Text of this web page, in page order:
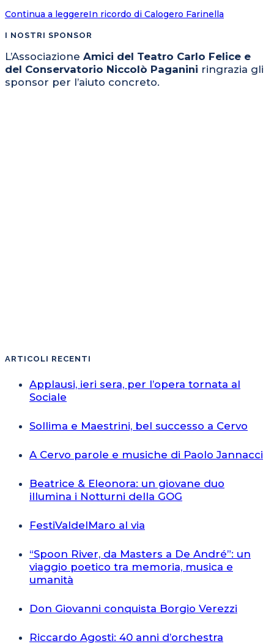
Continua a leggereIn ricordo di Calogero Farinella
I NOSTRI SPONSOR
L’Associazione Amici del Teatro Carlo Felice e
del Conservatorio Niccolò Paganini ringrazia gli
sponsor per l’aiuto concreto.
ARTICOLI RECENTI
Applausi, ieri sera, per l’opera tornata al
Sociale
Sollima e Maestrini, bel successo a Cervo
A Cervo parole e musiche di Paolo Jannacci
Beatrice & Eleonora: un giovane duo
illumina i Notturni della GOG
FestiValdelMaro al via
“Spoon River, da Masters a De André”: un
viaggio poetico tra memoria, musica e
umanità
Don Giovanni conquista Borgio Verezzi
Riccardo Agosti: 40 anni d’orchestra